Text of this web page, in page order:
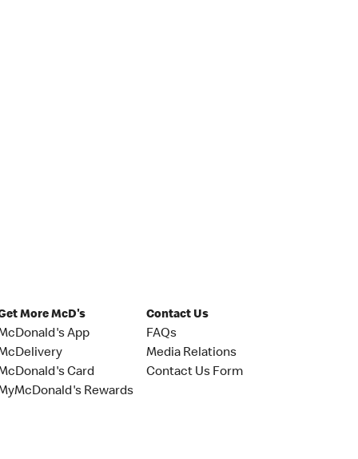
More McD's
App
Card
Rewards
Contact Us
FAQs
Media Relations
Contact Us Form